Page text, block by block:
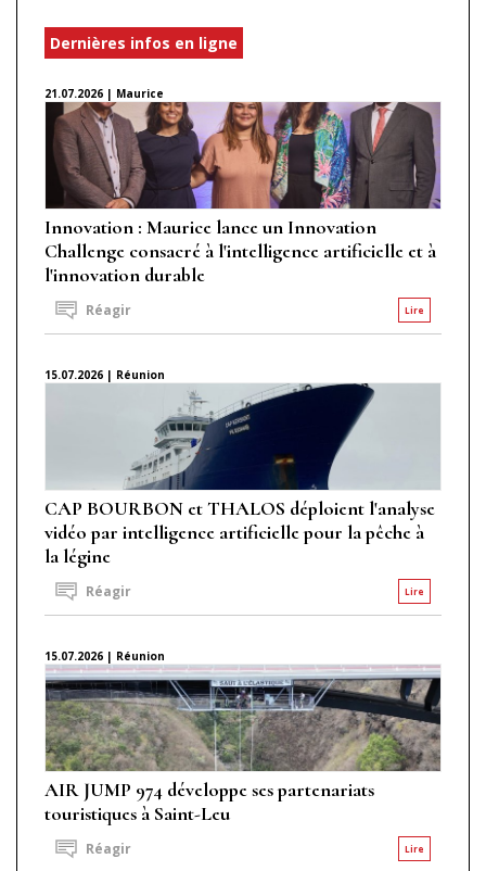
Dernières infos en ligne
21.07.2026 | Maurice
Innovation : Maurice lance un Innovation
Challenge consacré à l'intelligence artificielle et à
l'innovation durable
Lire
Réagir
15.07.2026 | Réunion
CAP BOURBON et THALOS déploient l'analyse
vidéo par intelligence artificielle pour la pêche à
la légine
Lire
Réagir
15.07.2026 | Réunion
AIR JUMP 974 développe ses partenariats
touristiques à Saint-Leu
Lire
Réagir